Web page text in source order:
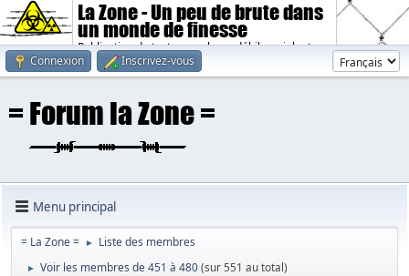
La Zone - Un peu de brute dans
un monde de finesse
Publication de textes sombres, débiles, violents.
Connexion
Inscrivez-vous
Menu principal
= La Zone = ► Liste des membres
► Voir les membres de 451 à 480(sur 551 au total)